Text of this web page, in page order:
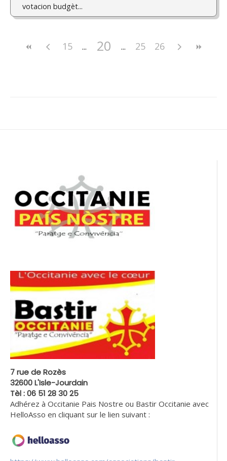
votacion budgèt...
15 20 25 26
7 rue de Rozès
32600 L'Isle-Jourdain
Tèl : 06 51 28 30 25
Adhérez à Occitanie Pais Nostre ou Bastir Occitanie avec
HelloAsso en cliquant sur le lien suivant :